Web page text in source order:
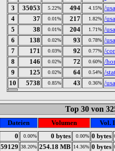
3
35053 5.22% 494 4.15% /
4
37 0.01% 217 1.82% /
5
38 0.01% 204 1.71% /
6
138 0.02% 93 0.78% /
7
171 0.03% 92 0.77% /
8
146 0.02% 72 0.60% /
9
125 0.02% 64 0.54% /
10
5738 0.85% 43 0.36% /
Top 30 von
Dateien Volumen
Vol.
0 0.00% 0 bytes 0.00% 0 bytes
59129 38.20% 254.18 MB 14.36% 0 bytes